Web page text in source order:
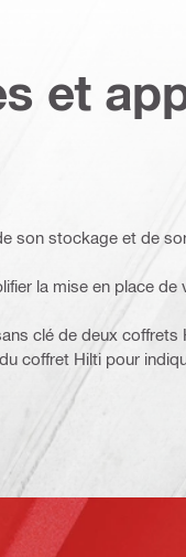
et
son stockage et de
la mise en place de
clé de deux coffrets
coffret Hilti pour